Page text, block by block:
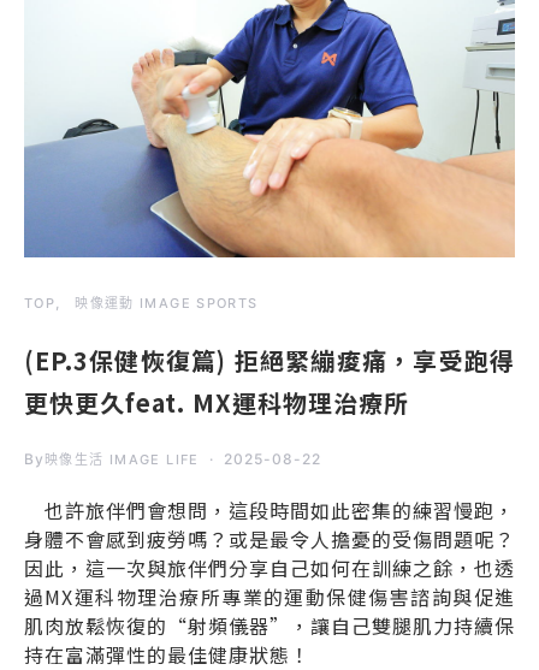
TOP 映像運動 IMAGE SPORTS
(EP.3保健恢復篇) 拒絕緊繃痠痛，享受跑得
更快更久feat. MX運科物理治療所
By 映像生活 IMAGE LIFE 2025-08-22
也許旅伴們會想問，這段時間如此密集的練習慢跑，
身體不會感到疲勞嗎？或是最令人擔憂的受傷問題呢？
因此，這一次與旅伴們分享自己如何在訓練之餘，也透
過MX運科物理治療所專業的運動保健傷害諮詢與促進
肌肉放鬆恢復的“射頻儀器”，讓自己雙腿肌力持續保
持在富滿彈性的最佳健康狀態！